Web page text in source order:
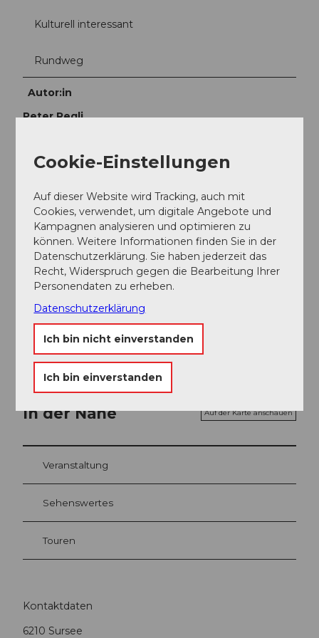
Kulturell interessant
Rundweg
Autor:in
Peter Regli
Luzern Tourismus
Unser Tipp
Vom Homberg geniessen Sie einen wunderbaren
Weitblick über die Region. Verbinden Sie den
Aufenthalt in Ruswil mit einer Besichtigung der
Pfarrkirche oder einer Runde Golf im Golf-Rottal.
Sicherheitshinweise
Keine Signalisation
In der Nähe Auf der Karte anschauen
Veranstaltung
Sehenswertes
Touren
Kontaktdaten
6210 Sursee
Cookie-Einstellungen
Auf dieser Website wird Tracking, auch mit
Cookies, verwendet, um digitale Angebote und
Kampagnen analysieren und optimieren zu
können. Weitere Informationen finden Sie in der
Datenschutzerklärung. Sie haben jederzeit das
Recht, Widerspruch gegen die Bearbeitung Ihrer
Personendaten zu erheben.
Datenschutzerklärung
Ich bin nicht einverstanden
Ich bin einverstanden